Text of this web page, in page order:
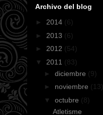
Archivo del blog
► 2014 (6)
► 2013 (6)
► 2012 (54)
▼ 2011 (83)
► diciembre (9)
► noviembre (13)
▼ octubre (8)
Atletisme